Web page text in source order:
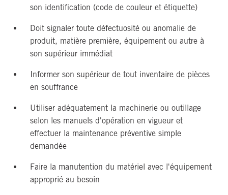
son identification (code de couleur et étiquette)
Doit signaler toute défectuosité ou anomalie de
produit, matière première, équipement ou autre à
son supérieur immédiat
Informer son supérieur de tout inventaire de pièces
en souffrance
Utiliser adéquatement la machinerie ou outillage
selon les manuels d'opération en vigueur et
effectuer la maintenance préventive simple
demandée
Faire la manutention du matériel avec l'équipement
approprié au besoin